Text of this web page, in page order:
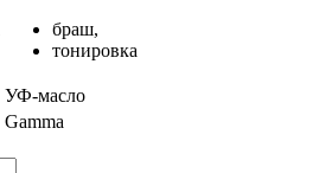
браш,
тонировка
УФ-масло
Gamma